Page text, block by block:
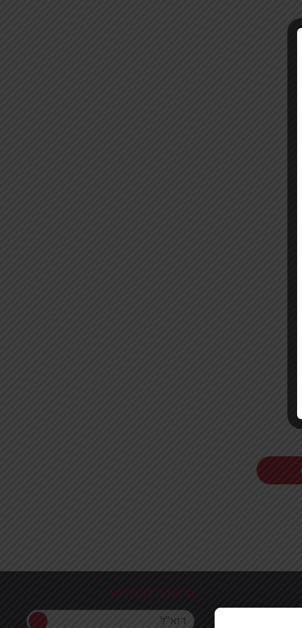
הרשמה לניוזלטר
הרשמה לניוזלטר